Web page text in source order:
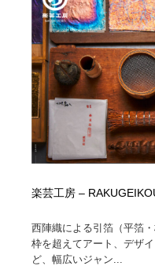
楽芸工房 –
西陣織による引箔（平箔
枠を超えてアート、デザ
ど、幅広いジャン...